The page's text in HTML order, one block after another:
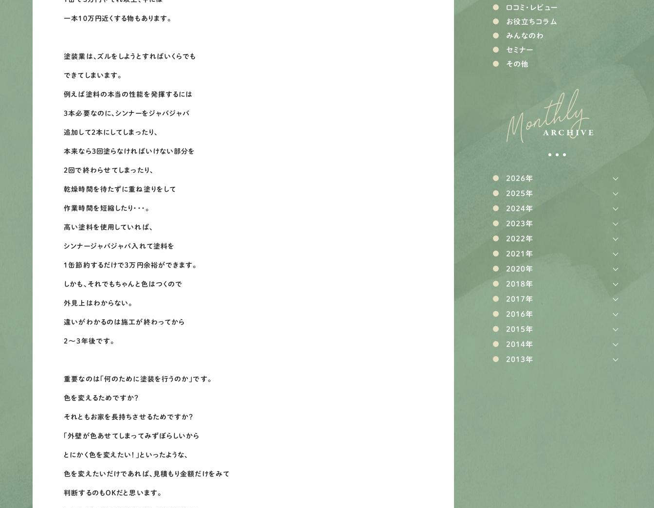
一本１０万円近くする物もあります。
塗装業は、ズルをしようとすればいくらでも
できてしまいます。
例えば塗料の本当の性能を発揮するには
３本必要なのに、シンナーをジャバジャバ
追加して２本にしてしまったり、
本来なら３回塗らなければいけない部分を
２回で終わらせてしまったり、
乾燥時間を待たずに重ね塗りをして
作業時間を短縮したり・・・。
高い塗料を使用していれば、
シンナージャバジャバ入れて塗料を
１缶節約するだけで３万円余裕ができます。
しかも、それでもちゃんと色はつくので
外見上はわからない。
違いがわかるのは施工が終わってから
２～３年後です。
重要なのは「何のために塗装を行うのか」です。
色を変えるためですか？
それともお家を長持ちさせるためですか？
「外壁が色あせてしまってみずぼらしいから
とにかく色を変えたい！」といったような、
色を変えたいだけであれば、見積もり金額だけをみて
判断するのもOKだと思います。
口コミ・レビュー
お役立ちコラム
みんなのわ
セミナー
その他
Monthly
ARCHIVE
2026年
2025年
2024年
2023年
2022年
2021年
2020年
2018年
2017年
2016年
2015年
2014年
2013年